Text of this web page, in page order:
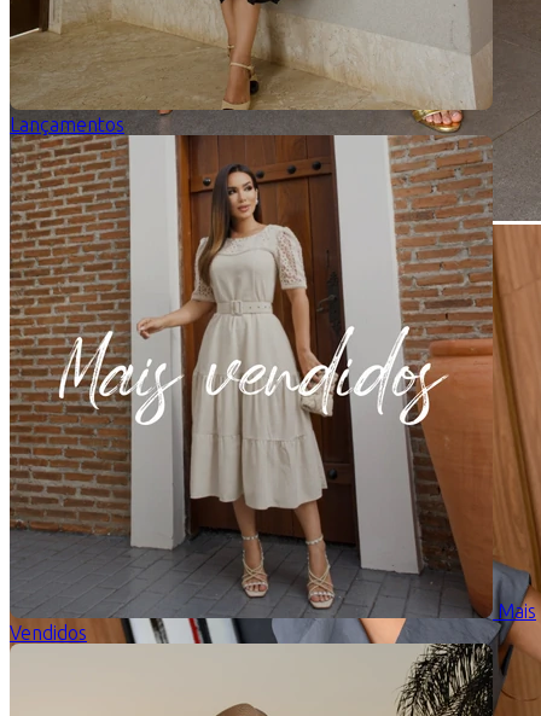
Lançamentos
Mais
Vendidos